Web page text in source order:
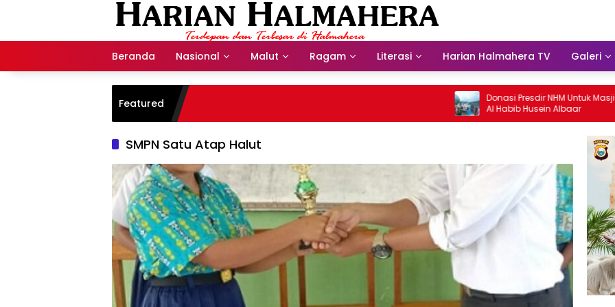
Beranda Nasional Malut Ragam Literasi Harian Halmahera TV Galeri
Featured
Donasi Presdir NHM Untuk Masjid
Al Habib Husein Albaar
SMPN Satu Atap Halut